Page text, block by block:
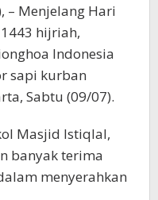
– Menjelang Hari
hijriah,
Indonesia
sapi kurban
Sabtu (09/07).
Masjid Istiqlal,
banyak terima
menyerahkan